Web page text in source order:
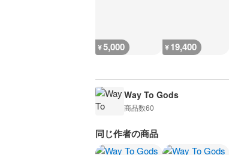
¥5,000 ¥19,400
Way To Gods
商品数60
同じ作者の商品